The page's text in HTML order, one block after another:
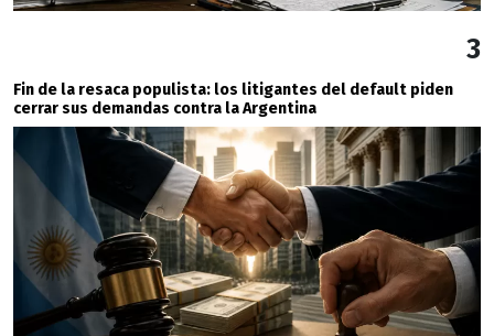
3
Fin de la resaca populista: los litigantes del default piden
cerrar sus demandas contra la Argentina